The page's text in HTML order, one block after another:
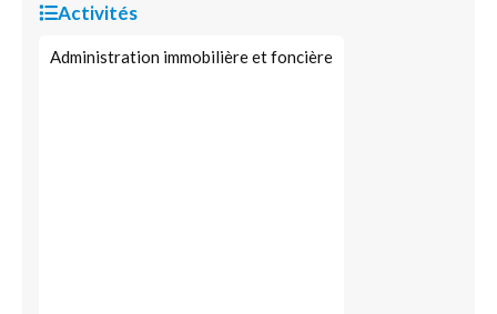
Activités
Administration immobilière et foncière